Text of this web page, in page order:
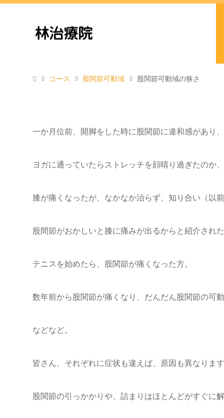
コース 股関節可動域 股関節可動域の狭さ
一か月位前、開脚をした時に股関節に違和感があり
ヨガに通っていたらストレッチを顔晴り過ぎたのか
膝が痛くなったが、なかなか治らず、知り合い（以
股間節がおかしいと膝に痛みが出るからと紹介され
テニスを始めたら、股関節が痛くなった方。
数年前から股関節が痛くなり、だんだん股関節の可
などなど。
皆さん、それぞれに症状も違えば、原因も異なりま
股関節の引っかかりや、詰まりはほとんどがすぐに